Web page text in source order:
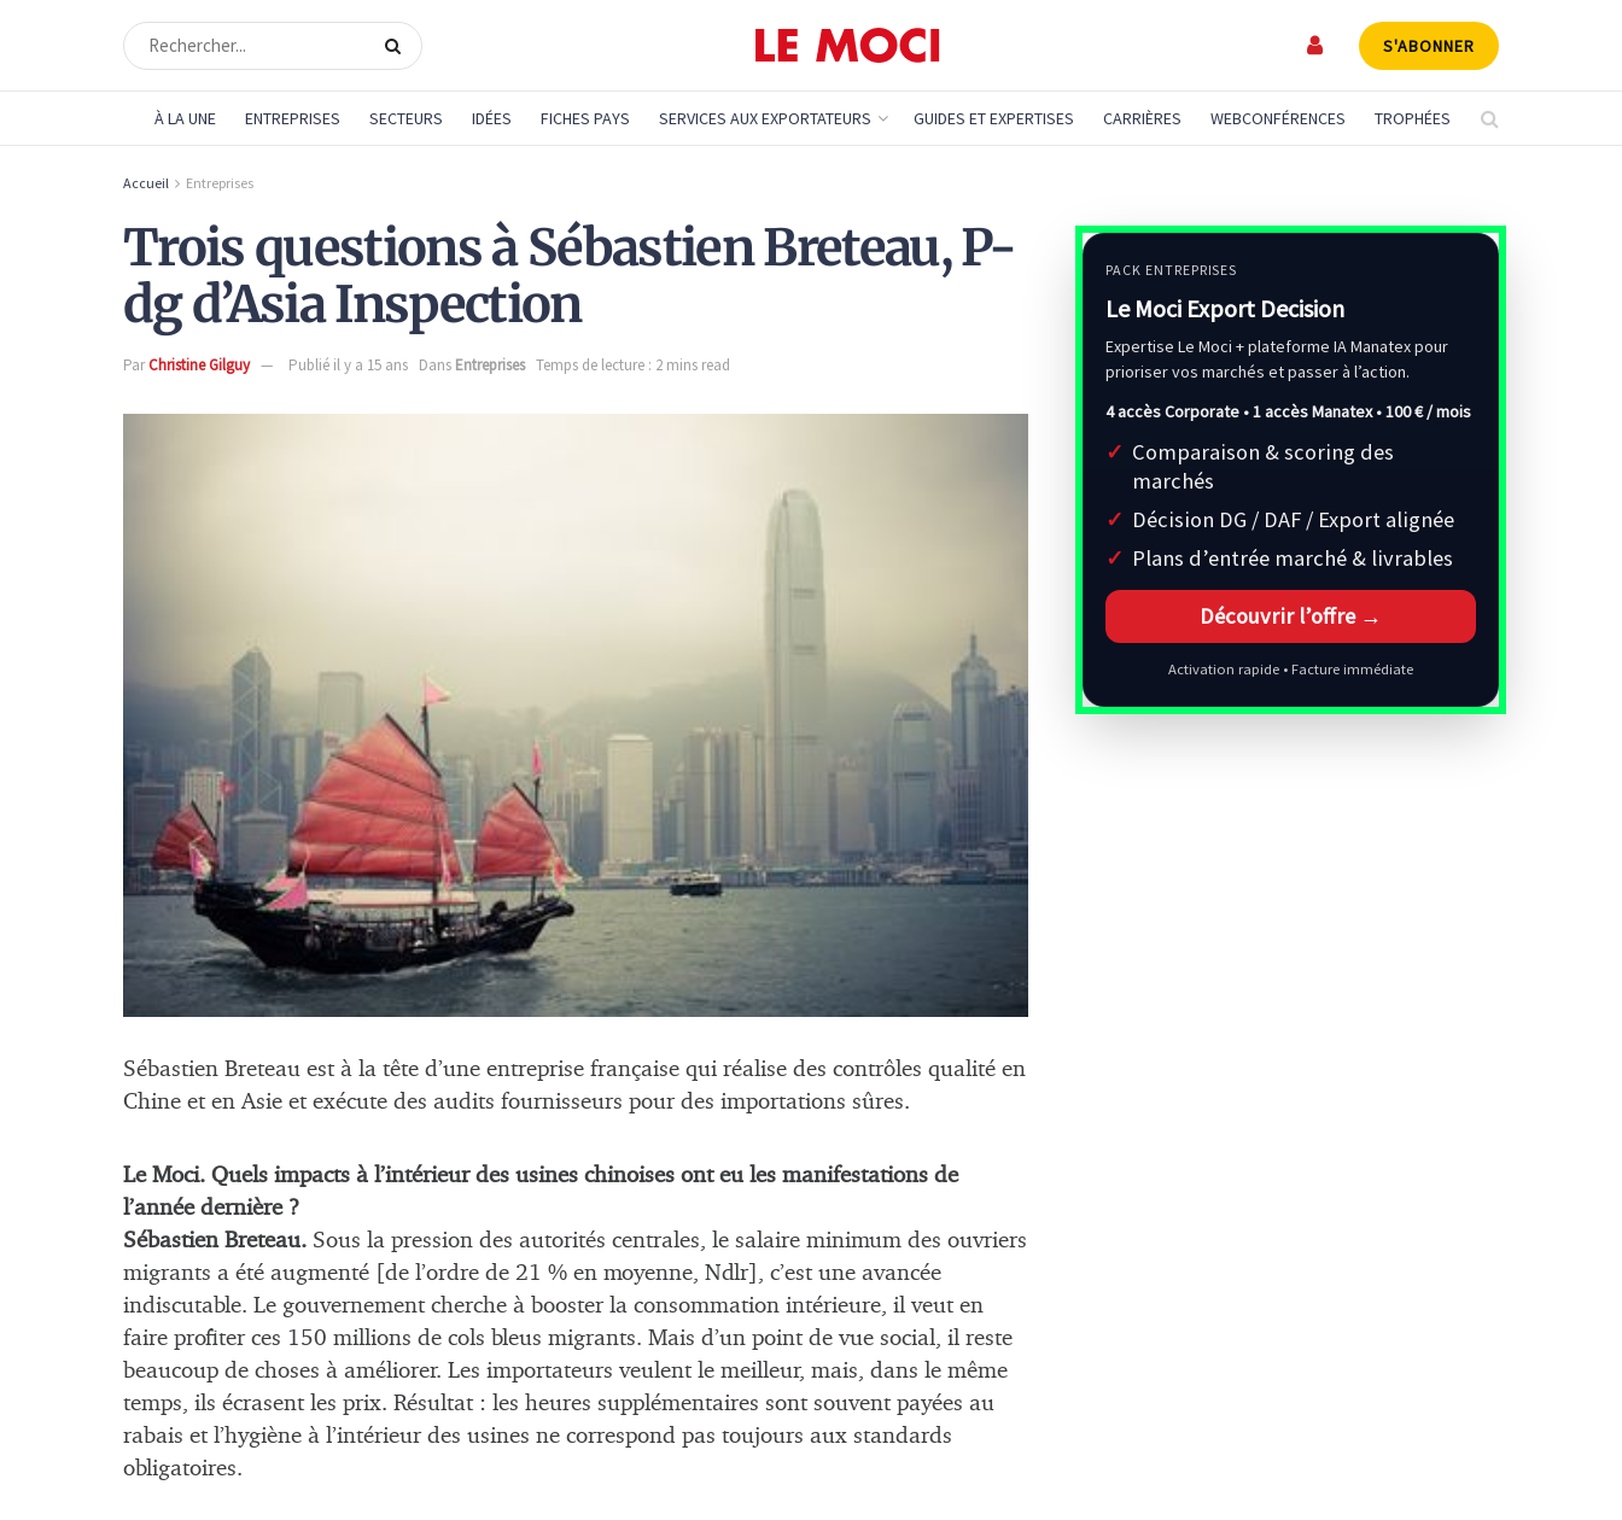
S'ABONNER
À LA UNE ENTREPRISES SECTEURS IDÉES FICHES PAYS SERVICES AUX EXPORTATEURS GUIDES ET EXPERTISES CARRIÈRES WEBCONFÉRENCES TROPHÉES
Accueil Entreprises
Trois questions à Sébastien Breteau, P-
dg d’Asia Inspection
ParChristine Gilguy Publié il y a 15 ans Dans Entreprises Temps de lecture : 2 mins read
Sébastien Breteau est à la tête d’une entreprise française qui réalise des contrôles qualité en
Chine et en Asie et exécute des audits fournisseurs pour des importations sûres.
Le Moci. Quels impacts à l’intérieur des usines chinoises ont eu les manifestations de
l’année dernière ?
Sébastien Breteau. Sous la pression des autorités centrales, le salaire minimum des ouvriers
migrants a été augmenté [de l’ordre de 21 % en moyenne, Ndlr], c’est une avancée
indiscutable. Le gouvernement cherche à booster la consommation intérieure, il veut en
faire profiter ces 150 millions de cols bleus migrants. Mais d’un point de vue social, il reste
beaucoup de choses à améliorer. Les importateurs veulent le meilleur, mais, dans le même
temps, ils écrasent les prix. Résultat : les heures supplémentaires sont souvent payées au
rabais et l’hygiène à l’intérieur des usines ne correspond pas toujours aux standards
obligatoires.
PACK ENTREPRISES
Le Moci Export Decision
Expertise Le Moci + plateforme IA Manatex pour
prioriser vos marchés et passer à l’action.
4 accès Corporate • 1 accès Manatex •100 € / mois
Comparaison & scoring des
marchés
Décision DG / DAF / Export alignée
Plans d’entrée marché & livrables
Découvrir l’offre →
Activation rapide • Facture immédiate